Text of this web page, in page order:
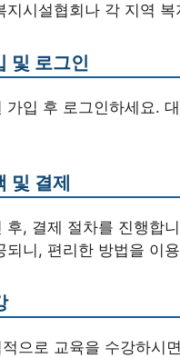
지시설협회나 각 지역
및 로그인
가입 후 로그인하세요.
및 결제
후, 결제 절차를 진행합
되니, 편리한 방법을 이
으로 교육을 수강하시